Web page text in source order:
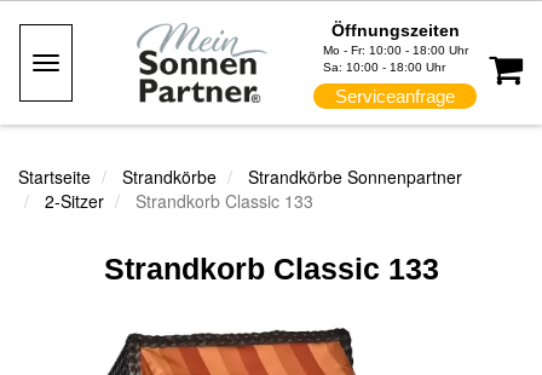
Toggle
Öffnungszeiten
Mo - Fr: 10:00 - 18:00 Uhr
Sa: 10:00 - 18:00 Uhr
Serviceanfrage
Startseite Strandkörbe
Strandkörbe Sonnenpartner
2-Sitzer
Strandkorb Classic 133
Strandkorb Classic 133